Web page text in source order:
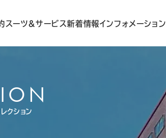
スーツ&サービス新着情報インフォメーション
クション